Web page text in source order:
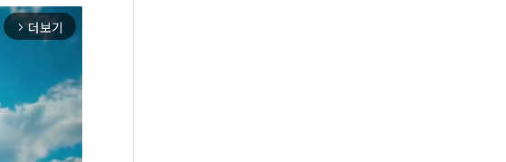
arrow_forward_ios 더보기